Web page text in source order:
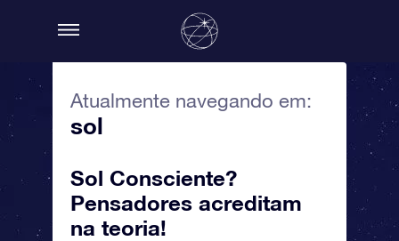
Atualmente navegando em:
sol
Sol Consciente?
Pensadores acreditam
na teoria!